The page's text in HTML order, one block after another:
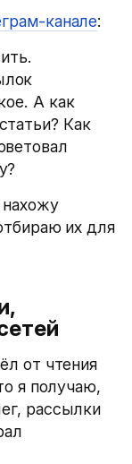
канале:
А как
Как
их для
от чтения
я получаю,
рассылки